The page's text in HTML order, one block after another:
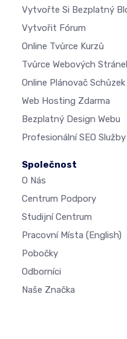
Vytvořte Si Bezplatný
Vytvořit Fórum
Online Tvůrce Kurzů
Tvůrce Webových
Online Plánovač Schůzek
Web Hosting Zdarma
Bezplatný Design Webu
Profesionální SEO Služby
Společnost
O Nás
Centrum Podpory
Studijní Centrum
Pracovní Místa (English)
Pobočky
Odborníci
Naše Značka